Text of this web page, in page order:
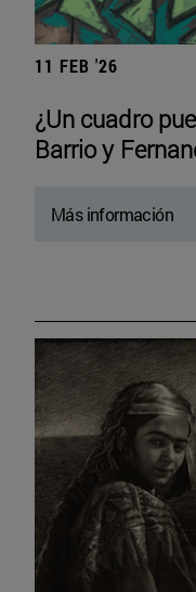
11 FEB '26
¿Un cuadro
Barrio y
Más información